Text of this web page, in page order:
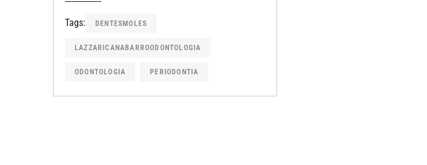
Tags: DENTESMOLES
LAZZARICANABARROODONTOLOGIA
ODONTOLOGIA PERIODONTIA